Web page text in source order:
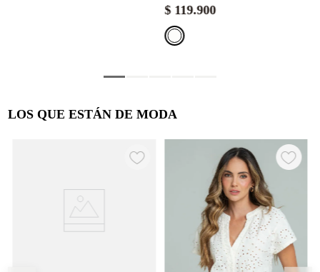
$ 119.900
LOS QUE ESTÁN DE MODA